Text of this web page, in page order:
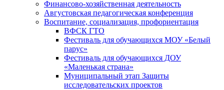
Финансово-хозяйственная деятельность
Августовская педагогическая конференция
Воспитание, социализация, профориентация
ВФСК ГТО
Фестиваль для обучающихся МОУ «Белый
парус»
Фестиваль для обучающихся ДОУ
«Маленькая страна»
Муниципальный этап Защиты
исследовательских проектов